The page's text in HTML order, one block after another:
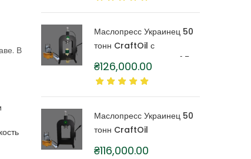
В
Маслопресс Украинец 50
тонн CraftOil с
капролоновой бочкой 1,5
литра
₴126,000.00
Маслопресс Украинец 50
тонн CraftOil
₴116,000.00